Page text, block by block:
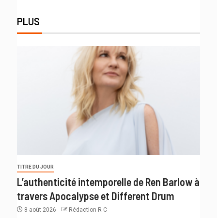
PLUS
TITRE DU JOUR
L’authenticité intemporelle de Ren Barlow à
travers Apocalypse et Different Drum
8 août 2026 Rédaction R C